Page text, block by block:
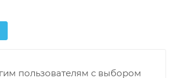
пользователям с выбором